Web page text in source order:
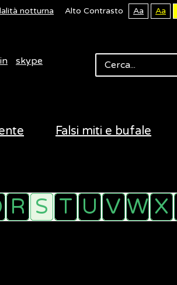
notturna Alto Contrasto Aa Aa
skype
Falsi miti e bufale